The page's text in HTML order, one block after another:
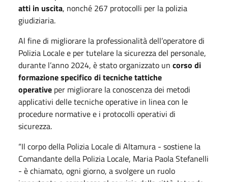
atti in uscita, nonché 267 protocolli per la polizia
giudiziaria.
Al fine di migliorare la professionalità dell’operatore di
Polizia Locale e per tutelare la sicurezza del personale,
durante l’anno 2024, è stato organizzato un corso di
formazione specifico di tecniche tattiche
operative per migliorare la conoscenza dei metodi
applicativi delle tecniche operative in linea con le
procedure normative e i protocolli operativi di
sicurezza.
“Il corpo della Polizia Locale di Altamura - sostiene la
Comandante della Polizia Locale, Maria Paola Stefanelli
- è chiamato, ogni giorno, a svolgere un ruolo